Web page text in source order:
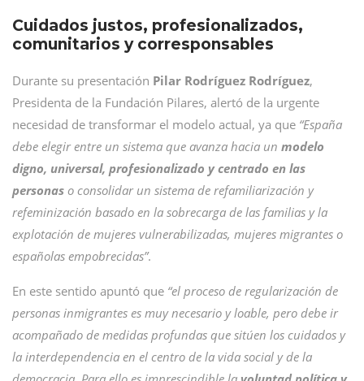
Cuidados justos, profesionalizados,
comunitarios y corresponsables
Durante su presentación Pilar Rodríguez Rodríguez,
Presidenta de la Fundación Pilares, alertó de la urgente
necesidad de transformar el modelo actual, ya que “España
debe elegir entre un sistema que avanza hacia un modelo
digno, universal, profesionalizado y centrado en las
personas o consolidar un sistema de refamiliarización y
refeminización basado en la sobrecarga de las familias y la
explotación de mujeres vulnerabilizadas, mujeres migrantes o
españolas empobrecidas”.
En este sentido apuntó que “el proceso de regularización de
personas inmigrantes es muy necesario y loable, pero debe ir
acompañado de medidas profundas que sitúen los cuidados y
la interdependencia en el centro de la vida social y de la